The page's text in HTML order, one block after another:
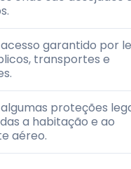
garantido por
transportes e
proteções
a habitação e ao
aéreo.